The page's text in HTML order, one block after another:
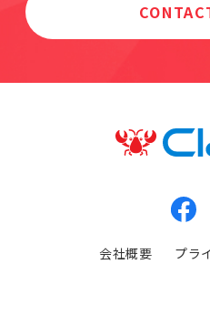
会社概要 プラ